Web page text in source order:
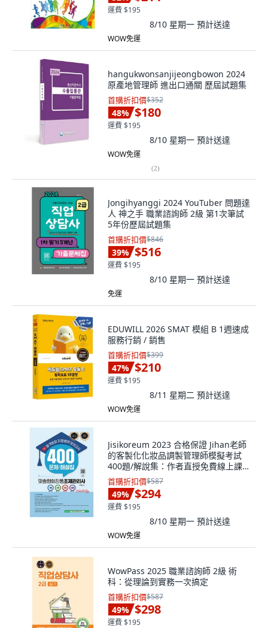
運費 $195
8/10 星期一 預計送達
WOW免運
hangukwonsanjijeongbowon 2024
原產地管理師 進出口通關 歷屆試題集
首購折扣價$352
48% $180
運費 $195
8/10 星期一 預計送達
WOW免運
(2)
Jongihyanggi 2024 YouTuber 問題達
人 神之手 職業諮詢師 2級 第1次筆試
5年份歷屆試題集
首購折扣價$846
39% $516
運費 $195
8/10 星期一 預計送達
免運
EDUWILL 2026 SMAT 模組 B 1週速成
服務行銷 / 銷售
首購折扣價$399
47% $210
運費 $195
8/11 星期二 預計送達
WOW免運
Jisikoreum 2023 合格保證 Jihan老師
的客製化化妝品調製管理師模擬考試
400題/解說集：作者直授免費線上課
程
首購折扣價$587
49% $294
運費 $195
8/10 星期一 預計送達
WOW免運
WowPass 2025 職業諮詢師 2級 術
科：從理論到實務一次搞定
首購折扣價$587
49% $298
運費 $195